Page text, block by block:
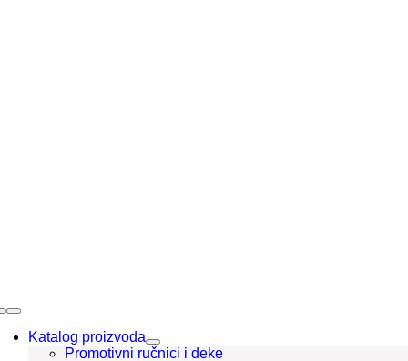
Katalog proizvoda
Promotivni ručnici i deke